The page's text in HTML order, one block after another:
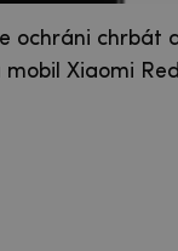
ochráni chrbát
mobil Xiaomi